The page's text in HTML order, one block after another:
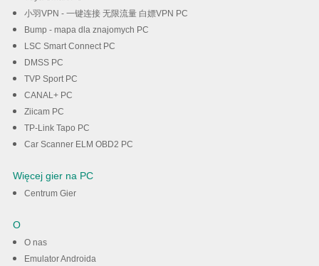
小羽VPN - 一键连接 无限流量 白嫖VPN PC
Bump - mapa dla znajomych PC
LSC Smart Connect PC
DMSS PC
TVP Sport PC
CANAL+ PC
Ziicam PC
TP-Link Tapo PC
Car Scanner ELM OBD2 PC
Więcej gier na PC
Centrum Gier
O
O nas
Emulator Androida